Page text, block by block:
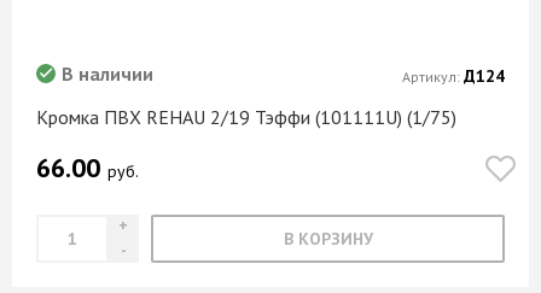
Кромка ПВХ REHAU 2/19 Тэффи (101111U) (1/75)
В наличии
66.00 руб.
В КОРЗИНУ
Артикул: Д124